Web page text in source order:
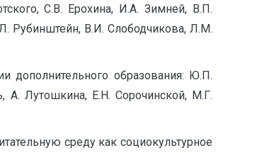
С.В. Ерохина, И.А. Зимней, В.П.
Рубинштейн, В.И. Слободчикова, Л.М.
дополнительного образования: Ю.П.
А. Лутошкина, Е.Н. Сорочинской, М.Г.
среду как социокультурное